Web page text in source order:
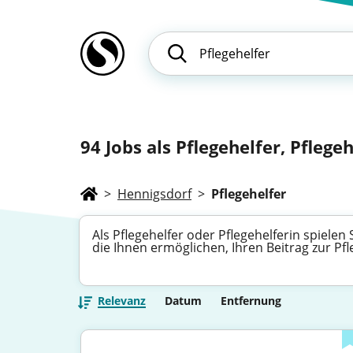
94 Jobs als Pflegehelfer,
> Hennigsdorf > Pflegehelfer
Als Pflegehelfer oder Pflegehelferin
die Ihnen ermöglichen, Ihren Beitrag zur
Relevanz Datum Entfernung